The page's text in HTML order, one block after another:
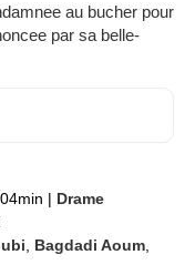
au bucher pour
par sa belle-
| Drame
Bagdadi Aoum